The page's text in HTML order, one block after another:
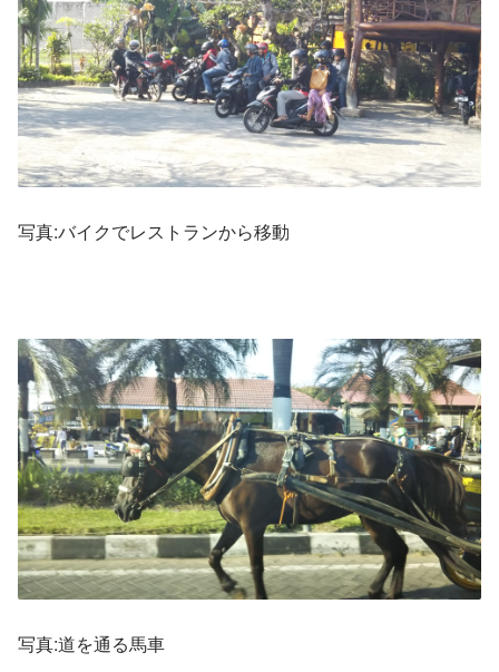
写真:バイクでレストランから移動
写真:道を通る馬車